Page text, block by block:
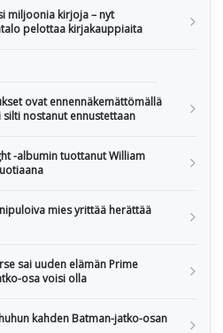
miljoonia kirjoja – nyt
pelottaa kirjakauppiaita
ovat ennennäkemättömällä
silti nostanut ennustettaan
-albumin tuottanut William
mies yrittää herättää
sai uuden elämän Prime
osa voisi olla
kahden Batman-jatko-osan